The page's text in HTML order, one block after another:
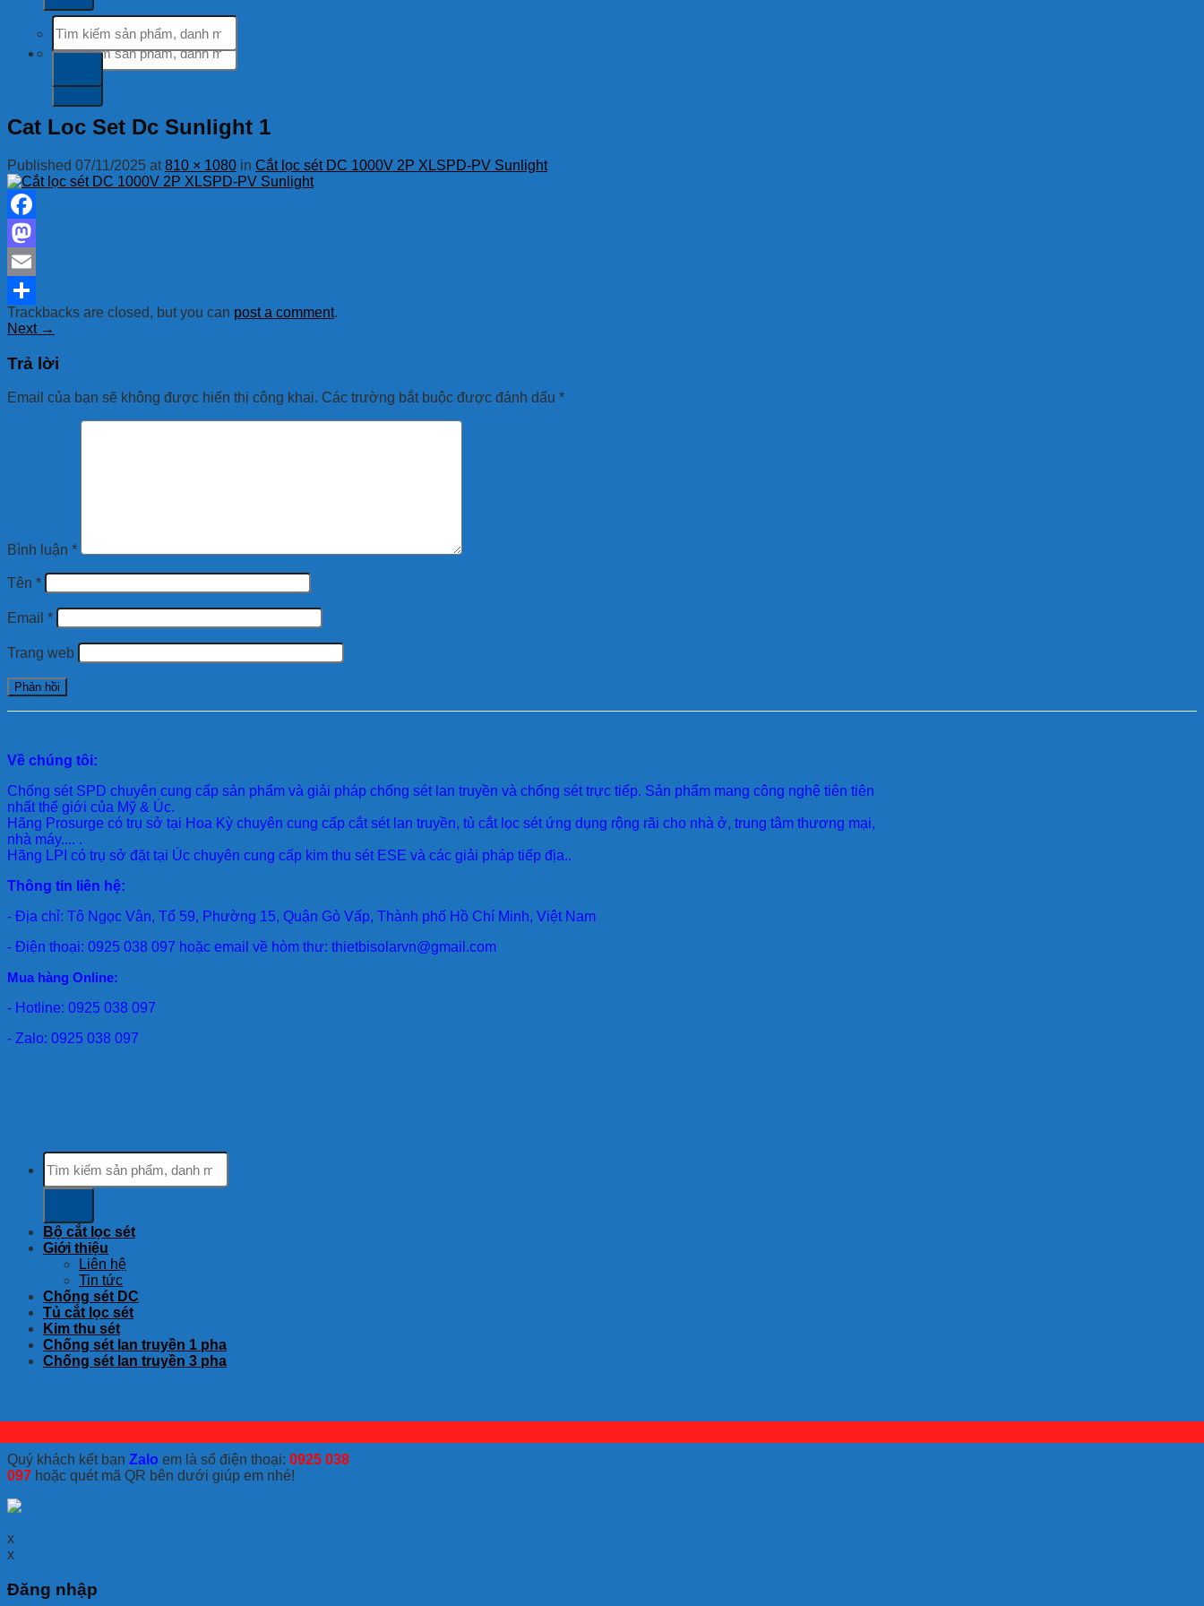
Tìm
kiếm:
Tìm
kiếm:
Cat Loc Set Dc Sunlight 1
Published 07/11/2025 at810 × 1080 in Cắt lọc sét DC 1000V 2P XLSPD-PV Sunlight
Facebook
Mastodon
Email
Share
Trackbacks are closed, but you can post a comment.
Next →
Trả lời
Email của bạn sẽ không được hiển thị công khai. Các trường bắt buộc được đánh dấu *
Bình luận *
Tên *
Email *
Trang web
Về chúng tôi:
Chống sét SPD chuyên cung cấp sản phẩm và giải pháp chống sét lan truyền và chống sét trực tiếp. Sản phẩm mang công nghệ tiên tiên
nhất thế giới của Mỹ & Úc.
Hãng Prosurge có trụ sở tại Hoa Kỳ chuyên cung cấp cắt sét lan truyền, tủ cắt lọc sét ứng dụng rộng rãi cho nhà ở, trung tâm thương mại,
nhà máy.... .
Hãng LPI có trụ sở đặt tại Úc chuyên cung cấp kim thu sét ESE và các giải pháp tiếp địa..
Thông tin liên hệ:
- Địa chỉ: Tô Ngọc Vân, Tổ 59, Phường 15, Quận Gò Vấp, Thành phố Hồ Chí Minh, Việt Nam
- Điện thoại: 0925 038 097 hoặc email về hòm thư: thietbisolarvn@gmail.com
Mua hàng Online:
- Hotline: 0925 038 097
- Zalo: 0925 038 097
Tìm
kiếm:
Bộ cắt lọc sét
Giới thiệu
Liên hệ
Tin tức
Chống sét DC
Tủ cắt lọc sét
Kim thu sét
Chống sét lan truyền 1 pha
Chống sét lan truyền 3 pha
Quý khách kết bạn Zalo em là số điện thoại: 0925 038
097 hoặc quét mã QR bên dưới giúp em nhé!
x
x
Đăng nhập